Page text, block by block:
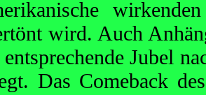
wird. Auch
entsprechende Jubel
Das Comeback